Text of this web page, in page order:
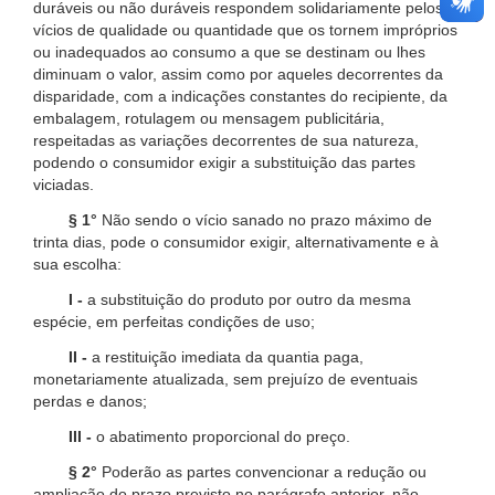
duráveis ou não duráveis respondem solidariamente pelos
vícios de qualidade ou quantidade que os tornem impróprios
ou inadequados ao consumo a que se destinam ou lhes
diminuam o valor, assim como por aqueles decorrentes da
disparidade, com a indicações constantes do recipiente, da
embalagem, rotulagem ou mensagem publicitária,
respeitadas as variações decorrentes de sua natureza,
podendo o consumidor exigir a substituição das partes
viciadas.
§ 1° Não sendo o vício sanado no prazo máximo de
trinta dias, pode o consumidor exigir, alternativamente e à
sua escolha:
I - a substituição do produto por outro da mesma
espécie, em perfeitas condições de uso;
II - a restituição imediata da quantia paga,
monetariamente atualizada, sem prejuízo de eventuais
perdas e danos;
III - o abatimento proporcional do preço.
§ 2° Poderão as partes convencionar a redução ou